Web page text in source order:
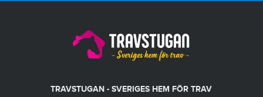
TRAVSTUGAN - SVERIGES HEM FÖR TRAV